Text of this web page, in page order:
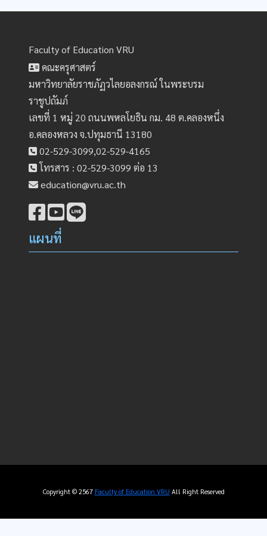
Faculty of Education VRU
คณะครุศาสตร์
มหาวิทยาลัยราชภัฏวไลยอลงกรณ์ ในพระบรม
ราชูปถัมภ์
เลขที่ 1 หมู่ 20 ถนนพหลโยธิน กม. 48 ต.คลองหนึ่ง
อ.คลองหลวง จ.ปทุมธานี 13180
02-529-3099,02-529-4165
โทรสาร : 02-529-3099 ต่อ 13
education@vru.ac.th
แผนที่
Copyright © 2567 Faculty of Education VRU All Right Reserved